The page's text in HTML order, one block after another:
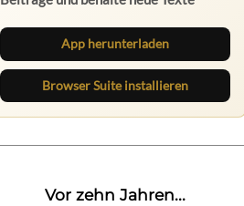
App herunterladen
Browser Suite installieren
Vor zehn Jahren...